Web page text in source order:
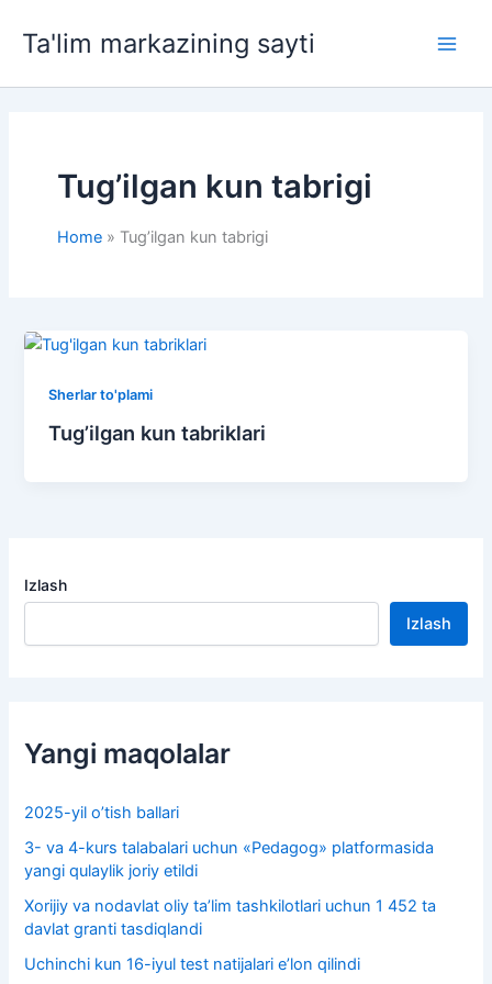
Ta'lim markazining sayti
Tug’ilgan kun tabrigi
Home Tug’ilgan kun tabrigi
Sherlar to'plami
Tug’ilgan kun tabriklari
Izlash
Izlash
Yangi maqolalar
2025-yil o’tish ballari
3- va 4-kurs talabalari uchun «Pedagog» platformasida
yangi qulaylik joriy etildi
Xorijiy va nodavlat oliy taʼlim tashkilotlari uchun 1 452 ta
davlat granti tasdiqlandi
Uchinchi kun 16-iyul test natijalari e’lon qilindi